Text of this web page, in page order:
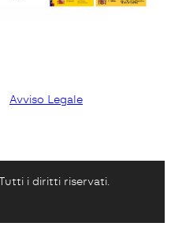
Avviso Legale
i diritti riservati.